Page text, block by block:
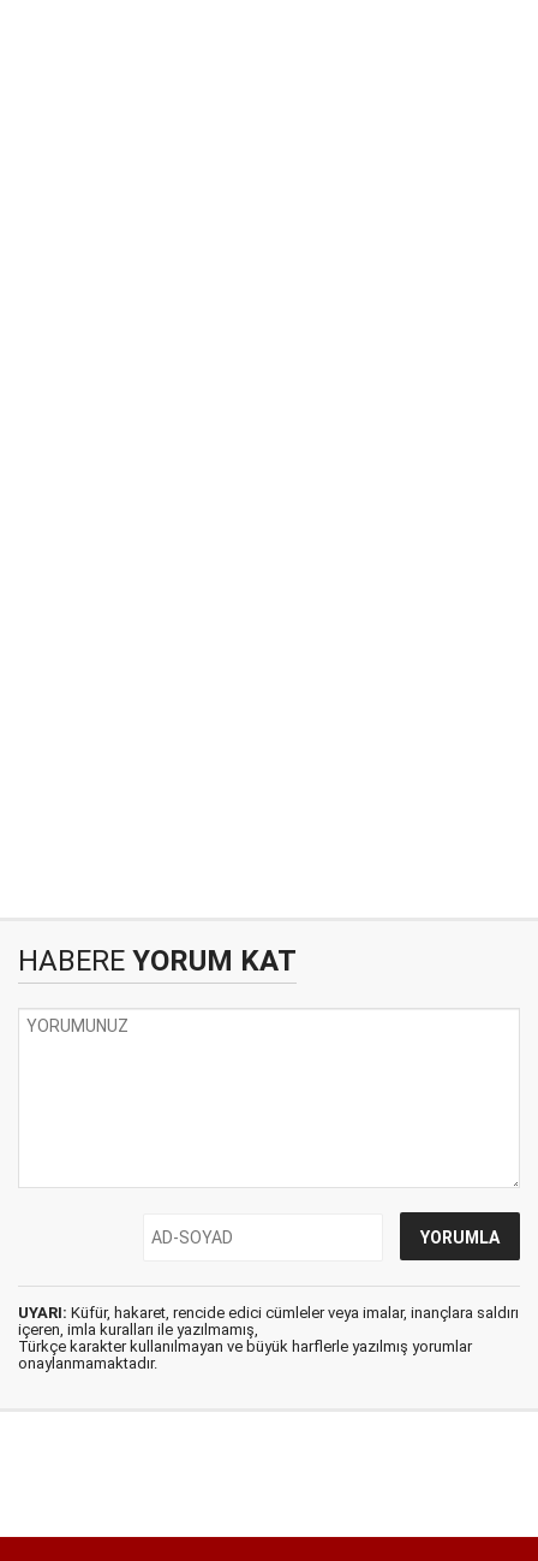
HABERE YORUM KAT
UYARI: Küfür, hakaret, rencide edici cümleler veya imalar, inançlara saldırı
içeren, imla kuralları ile yazılmamış,
Türkçe karakter kullanılmayan ve büyük harflerle yazılmış yorumlar
onaylanmamaktadır.